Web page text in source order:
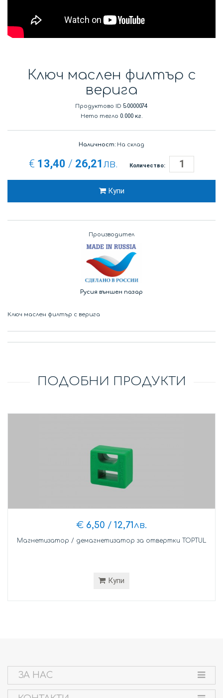
Ключ маслен филтър с
верига
Продуктово ID 50000074
Нето тегло 0.000 кг.
Наличност: На склад
€ 13,40 / 26,21 лв. Количество:
Купи
Производител
Русия външен пазар
Ключ маслен филтър с верига
ПОДОБНИ ПРОДУКТИ
€ 6,50 / 12,71лв.
Магнетизатор / демагнетизатор за отвертки TOPTUL
Купи
ЗА НАС